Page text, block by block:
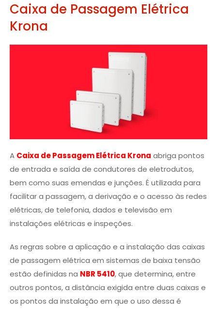
Caixa de Passagem Elétrica
Krona
A Caixa de Passagem Elétrica Krona abriga pontos
de entrada e saída de condutores de eletrodutos,
bem como suas emendas e junções. É utilizada para
facilitar a passagem, a derivação e o acesso às redes
elétricas, de telefonia, dados e televisão em
instalações elétricas e inspeções.
As regras sobre a aplicação e a instalação das caixas
de passagem elétrica em sistemas de baixa tensão
estão definidas na NBR 5410, que determina, entre
outros pontos, a distância exigida entre duas caixas e
os pontos da instalação em que o uso dessa é